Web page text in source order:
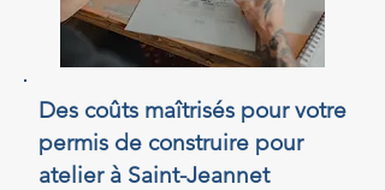
Des coûts maîtrisés pour votre
permis de construire pour
atelier à Saint-Jeannet